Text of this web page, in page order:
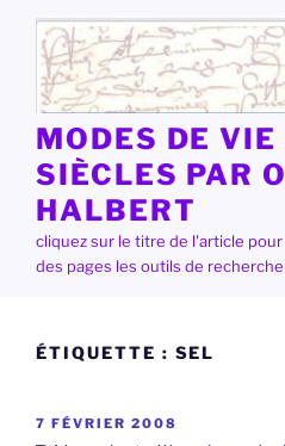
contenu
principal
MODES DE
SIÈCLES PAR
HALBERT
cliquez sur le titre de l'article
des pages les outils de
ÉTIQUETTE : SEL
PUBLIÉ
7 FÉVRIER 2008